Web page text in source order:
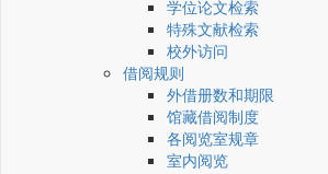
学位论文检索
特殊文献检索
校外访问
借阅规则
外借册数和期限
馆藏借阅制度
各阅览室规章
室内阅览